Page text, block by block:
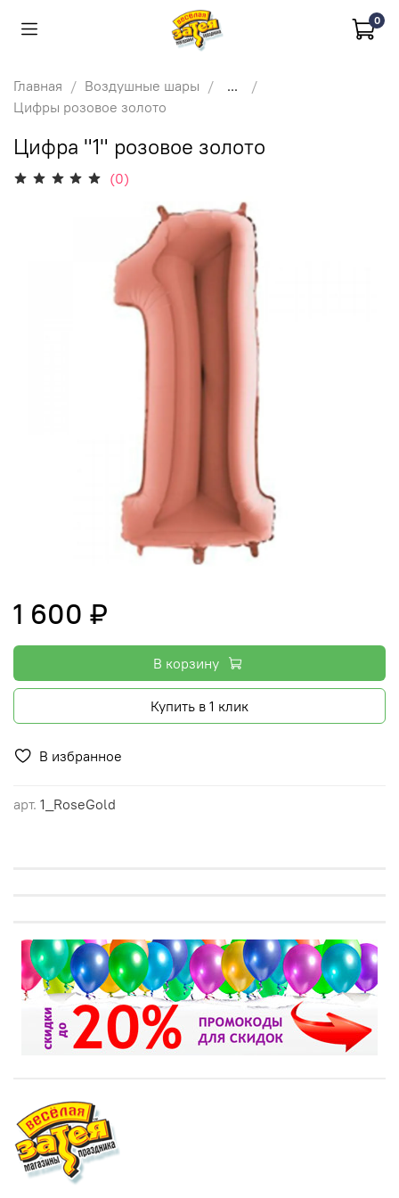
0
Главная Воздушные шары
...
Цифры розовое золото
Цифра "1" розовое золото
(0)
В избранное
арт. 1_RoseGold
1 600 ₽
В корзину
Купить в 1 клик